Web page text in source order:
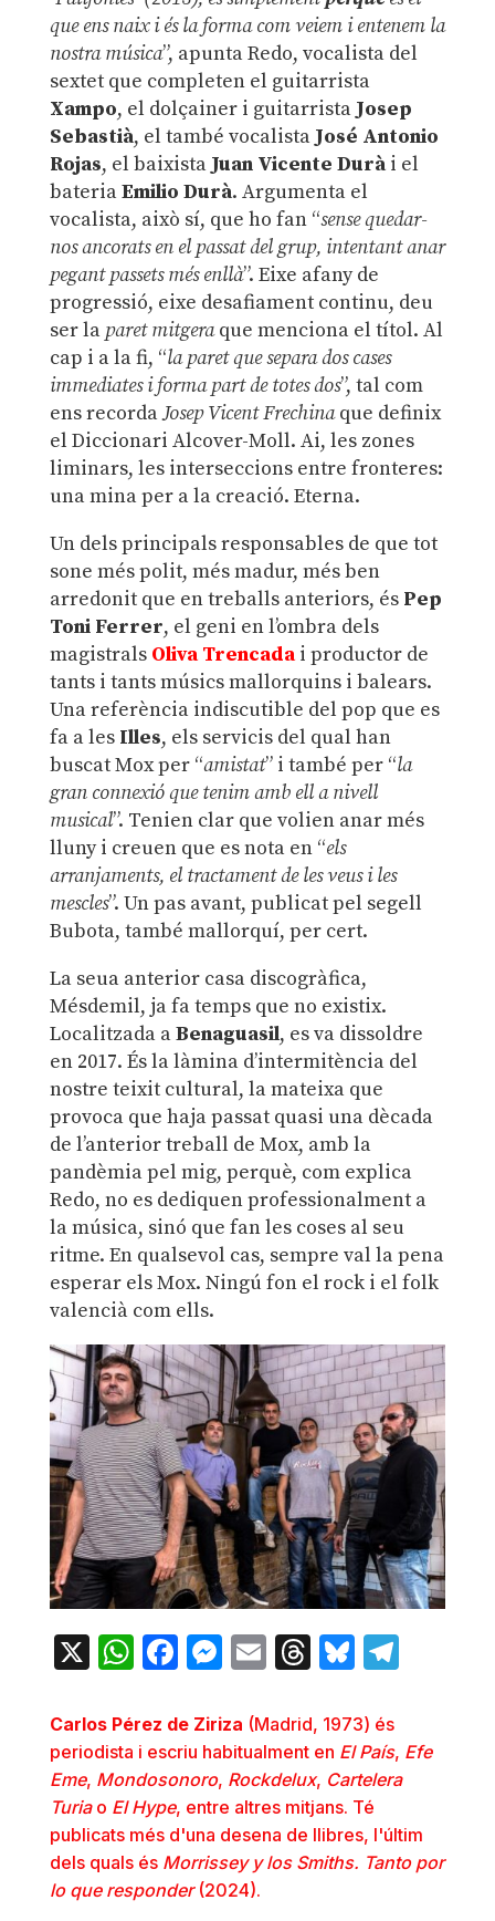
que ens naix i és la forma com veiem i entenem la
nostra música”, apunta Redo, vocalista del
sextet que completen el guitarrista
Xampo, el dolçainer i guitarrista Josep
Sebastià, el també vocalista José Antonio
Rojas, el baixista Juan Vicente Durài el
bateriaEmilio Durà. Argumenta el
vocalista, això sí, que ho fan “sense quedar-
nos ancorats en el passat del grup, intentant anar
pegant passets més enllà”. Eixe afany de
progressió, eixe desafiament continu, deu
ser la paret mitgeraque menciona el títol. Al
cap i a la fi, “la paret que separa dos cases
immediates i forma part de totes dos”, tal com
ens recordaJosep Vicent Frechinaque definix
el Diccionari Alcover-Moll. Ai, les zones
liminars, les interseccions entre fronteres:
una mina per a la creació. Eterna.
Un dels principals responsables de que tot
sone més polit, més madur, més ben
arredonit que en treballs anteriors, és Pep
Toni Ferrer, el geni en l’ombra dels
magistrals Oliva Trencadai productor de
tants i tants músics mallorquins i balears.
Una referència indiscutible del pop que es
fa a les Illes, els servicis del qual han
buscat Mox per “amistat” i també per “la
gran connexió que tenim amb ell a nivell
musical”. Tenien clar que volien anar més
lluny i creuen que es nota en “els
arranjaments, el tractament de les veus i les
mescles”. Un pas avant, publicat pel segell
Bubota, també mallorquí, per cert.
La seua anterior casa discogràfica,
Mésdemil, ja fa temps que no existix.
Localitzada aBenaguasil, es va dissoldre
en 2017. És la làmina d’intermitència del
nostre teixit cultural, la mateixa que
provoca que haja passat quasi una dècada
de l’anterior treball de Mox, amb la
pandèmia pel mig, perquè, com explica
Redo, no es dediquen professionalment a
la música, sinó que fan les coses al seu
ritme. En qualsevol cas, sempre val la pena
esperar els Mox. Ningú fon el rock i el folk
valencià com ells.
X WhatsApp
Facebook
Messenger
EmailThreads
Bluesky
Carlos Pérez de Ziriza (Madrid, 1973) és
periodista i escriu habitualment en El País, Efe
Eme, Mondosonoro, Rockdelux, Cartelera
Turiao El Hype, entre altres mitjans. Té
publicats més d'una desena de llibres, l'últim
dels quals és Morrissey y los Smiths. Tanto por
lo que responder (2024).